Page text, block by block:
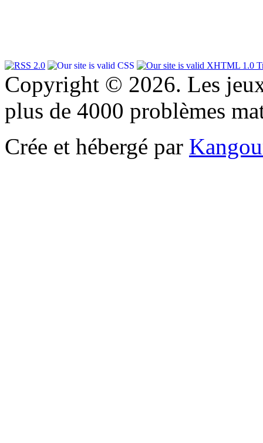
Copyright © 2026. Les
plus de 4000 problèmes
Crée et hébergé par